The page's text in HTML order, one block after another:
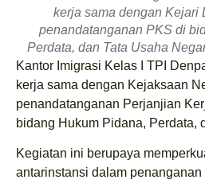
kerja sama dengan Kejari
penandatanganan PKS di
Perdata, dan Tata Usaha
Kantor Imigrasi Kelas I TPI
kerja sama dengan Kejaksaan
penandatanganan Perjanjian
bidang Hukum Pidana, Perdata,
Kegiatan ini berupaya
antarinstansi dalam